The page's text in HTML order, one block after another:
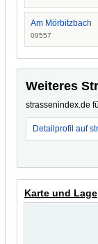
Am Mörbitzbach
09557
Weiteres
strassenindex.de
Detailprofil auf
Karte und Lage